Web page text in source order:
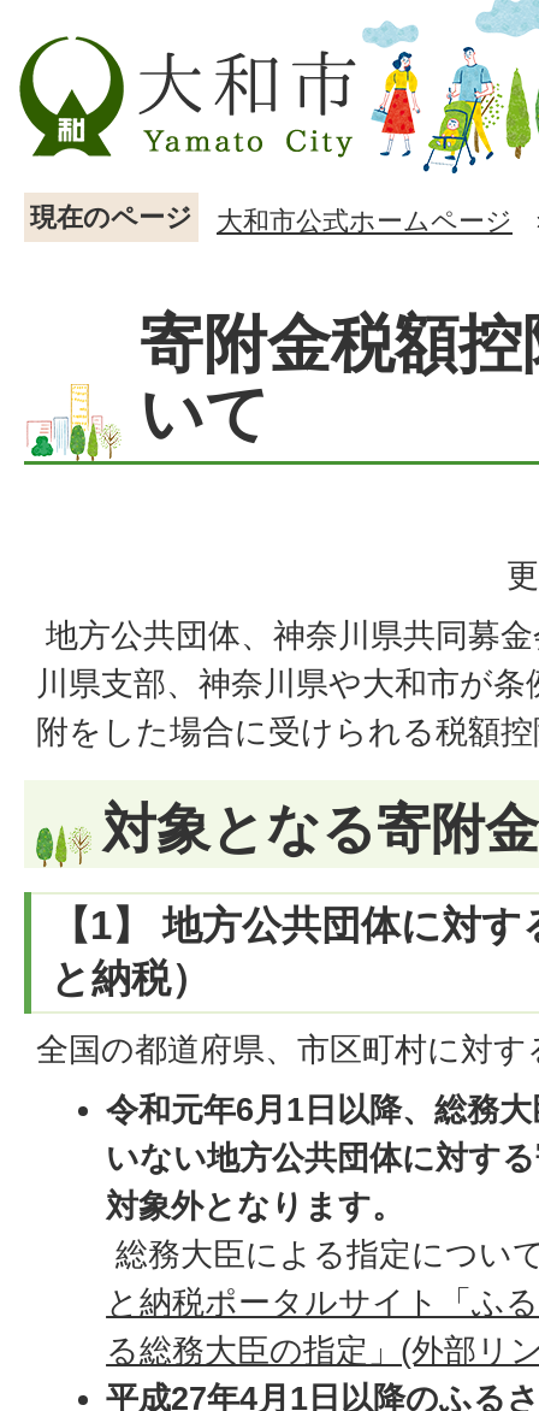
現在のページ 大和市公式ホームページ
寄附金税額
いて
地方公共団体、神奈川県共同募
川県支部、神奈川県や大和市が
附をした場合に受けられる税額
対象となる寄附金
【1】 地方公共団体に対
と納税）
全国の都道府県、市区町村に対
令和元年6月1日以降、総務
いない地方公共団体に対す
対象外となります。
総務大臣による指定につい
と納税ポータルサイト「ふ
る総務大臣の指定」(外部リ
平成27年4月1日以降のふる